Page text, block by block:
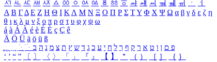
ㅺ ㅻ ㅼ ㅽ ㅾ ㅿ ㆀ ㆁ ㆂ ㆃ ㆄ ㆅ ㆆ ㆇ ㆈ ㆉ ㆊ ㆋ ㆌ ㆍ
ㆎ
Α Β ΓΔ Ε Ζ Η Θ Ι ΚΛ Μ Ν Ξ Ο Π Ρ Σ ΤΥ Φ Χ Ψ Ω α β γ δ ε ζ η
θ ι κ λ μ ν ξ ο π ρ σ τ υ φ χ ψ ω
á à Á À é è É È ç Ç ê
Ä Ö Ü ä ö ü ß
ִֶֹ ֻּ ׁׂ פ ם ן ו ט א ר ק ף ך ל ח י ע כ ג ד ש ץ ת צ מ נ ה ב
‘ ’ “ ” 〔 〕 〈 〉 「 」 『 』 【 】 ＂ （ ） ［ ］ ｛ ｝